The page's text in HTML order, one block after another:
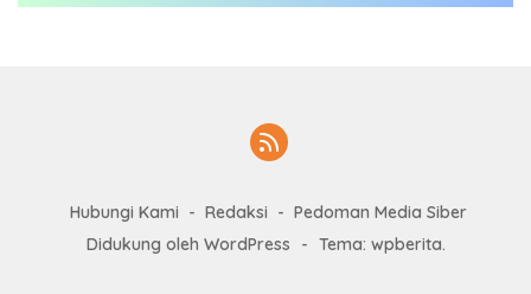
Hubungi Kami Redaksi
Pedoman Media Siber
Didukung oleh WordPress
- Tema: wpberita.